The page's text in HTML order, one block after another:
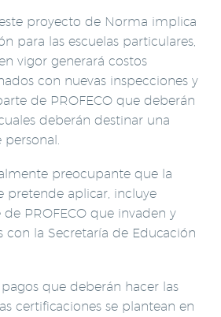
proyecto de Norma implica
para las escuelas particulares,
vigor generará costos
con nuevas inspecciones y
de PROFECO que deberán
deberán destinar una
preocupante que la
pretende aplicar, incluye
PROFECO que invaden y
con la Secretaría de Educación
que deberán hacer las
certificaciones se plantean en